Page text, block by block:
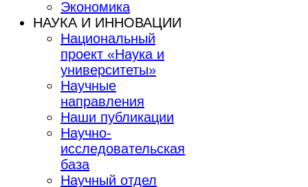
Экономика
НАУКА И ИННОВАЦИИ
Национальный
проект «Наука и
университеты»
Научные
направления
Наши публикации
Научно-
исследовательская
база
Научный отдел